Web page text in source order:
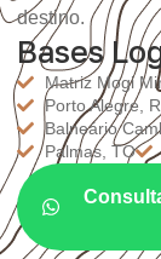
destino.
Bases
Matriz Mogi
Porto Alegre,
Balneário
Palmas, TO